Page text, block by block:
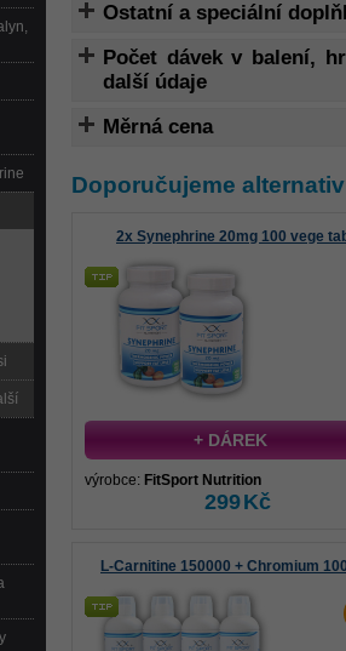
Ostatní a speciální
Počet dávek v balení,
další údaje
Měrná cena
Doporučujeme
2x Synephrine 20mg 100 vege
+ DÁREK
výrobce: FitSport Nutrition
299Kč
L-Carnitine 150000 + Chromium